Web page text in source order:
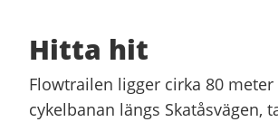
Hitta hit
Flowtrailen ligger cirka 80
cykelbanan längs Skatåsvägen,